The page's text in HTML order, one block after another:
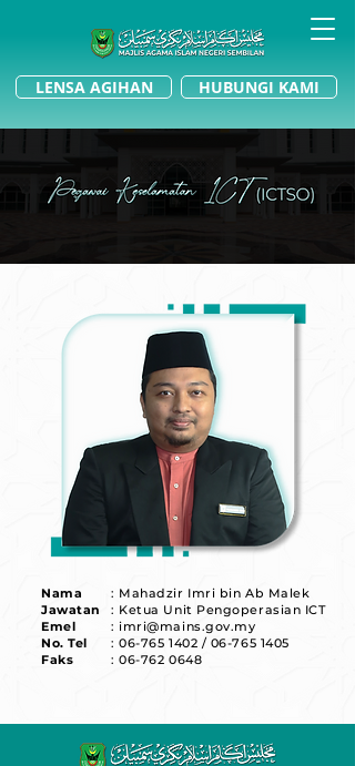
LENSA AGIHAN HUBUNGI KAMI
Nama
Jawatan
Emel
No. Tel
Faks
: Mahadzir Imri bin Ab Malek
: Ketua Unit Pengoperasian ICT
: imri@mains.gov.my
: 06-765 1402 / 06-765 1405
: 06-762 0648